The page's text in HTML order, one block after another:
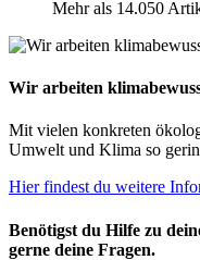
Mehr als 14.050
Wir arbeiten
Mit vielen konkreten
Umwelt und Klima so
Hier findest du weitere
Benötigst du Hilfe zu
gerne deine Fragen.